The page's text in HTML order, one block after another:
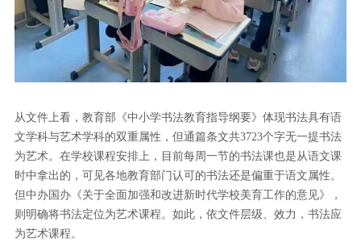
从文件上看，教育部《中小学书法教育指导纲要》体现书法具有语
文学科与艺术学科的双重属性，但通篇条文共3723个字无一提书法
为艺术。在学校课程安排上，目前每周一节的书法课也是从语文课
时中拿出的，可见各地教育部门认可的书法还是偏重于语文属性。
但中办国办《关于全面加强和改进新时代学校美育工作的意见》，
则明确将书法定位为艺术课程。如此，依文件层级、效力，书法应
为艺术课程。